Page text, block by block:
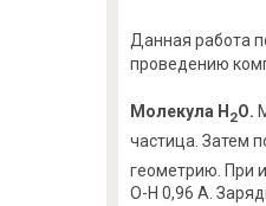
Данная работа
проведению
Молекула Н 2О.
частица. Затем
геометрию. При
О-Н 0,96 А.